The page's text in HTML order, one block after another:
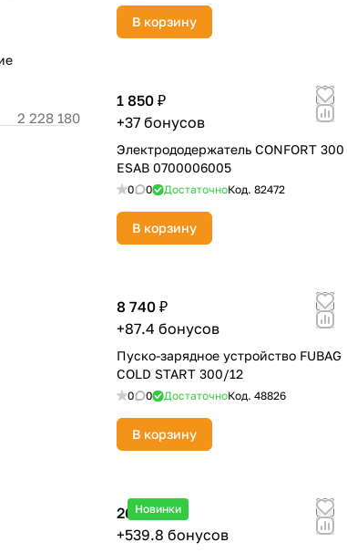
В корзину
1 850 ₽
+37 бонусов
Электрододержатель CONFORT 300
ESAB 0700006005
0 0 ДостаточноКод. 82472
В корзину
8 740 ₽
+87.4 бонусов
Пуско-зарядное устройство FUBAG
COLD START 300/12
0 0 ДостаточноКод. 48826
В корзину
Новинки
26 990 ₽
+539.8 бонусов
недели